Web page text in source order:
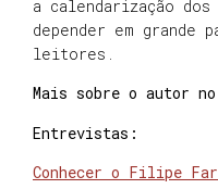
a calendarização dos
depender em grande
leitores.
Mais sobre o autor
Entrevistas:
Conhecer o Filipe